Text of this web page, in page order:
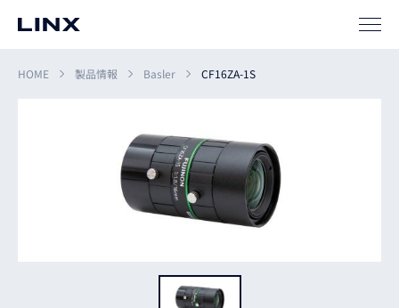
SIパートナー
HOME 製品情報 Basler CF16ZA-1S